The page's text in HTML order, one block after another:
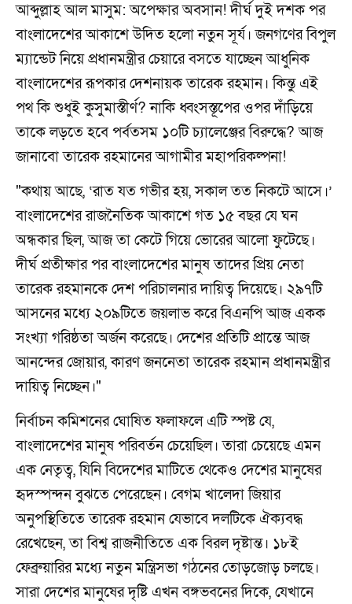
আব্দুল্লাহ আল মাসুম: অপেক্ষার অবসান! দীর্ঘ দুই দশক পর
বাংলাদেশের আকাশে উদিত হলো নতুন সূর্য। জনগণের বিপুল
ম্যান্ডেট নিয়ে প্রধানমন্ত্রীর চেয়ারে বসতে যাচ্ছেন আধুনিক
বাংলাদেশের রূপকার দেশনায়ক তারেক রহমান। কিন্তু এই
পথ কি শুধুই কুসুমাস্তীর্ণ? নাকি ধ্বংসস্তূপের ওপর দাঁড়িয়ে
তাকে লড়তে হবে পর্বতসম ১০টি চ্যালেঞ্জের বিরুদ্ধে? আজ
জানাবো তারেক রহমানের আগামীর মহাপরিকল্পনা!
"কথায় আছে, ‘রাত যত গভীর হয়, সকাল তত নিকটে আসে।’
বাংলাদেশের রাজনৈতিক আকাশে গত ১৫ বছর যে ঘন
অন্ধকার ছিল, আজ তা কেটে গিয়ে ভোরের আলো ফুটেছে।
দীর্ঘ প্রতীক্ষার পর বাংলাদেশের মানুষ তাদের প্রিয় নেতা
তারেক রহমানকে দেশ পরিচালনার দায়িত্ব দিয়েছে। ২৯৭টি
আসনের মধ্যে ২০৯টিতে জয়লাভ করে বিএনপি আজ একক
সংখ্যা গরিষ্ঠতা অর্জন করেছে। দেশের প্রতিটি প্রান্তে আজ
আনন্দের জোয়ার, কারণ জননেতা তারেক রহমান প্রধানমন্ত্রীর
দায়িত্ব নিচ্ছেন।"
নির্বাচন কমিশনের ঘোষিত ফলাফলে এটি স্পষ্ট যে,
বাংলাদেশের মানুষ পরিবর্তন চেয়েছিল। তারা চেয়েছে এমন
এক নেতৃত্ব, যিনি বিদেশের মাটিতে থেকেও দেশের মানুষের
হৃদস্পন্দন বুঝতে পেরেছেন। বেগম খালেদা জিয়ার
অনুপস্থিতিতে তারেক রহমান যেভাবে দলটিকে ঐক্যবদ্ধ
রেখেছেন, তা বিশ্ব রাজনীতিতে এক বিরল দৃষ্টান্ত। ১৮ই
ফেব্রুয়ারির মধ্যে নতুন মন্ত্রিসভা গঠনের তোড়জোড় চলছে।
সারা দেশের মানুষের দৃষ্টি এখন বঙ্গভবনের দিকে, যেখানে